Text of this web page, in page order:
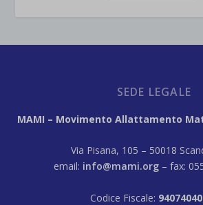
SEDE LEGALE
MAMI – Movimento Allattamento
Via Pisana, 105 – 50018
email: info@mami.org – fax:
Codice Fiscale: